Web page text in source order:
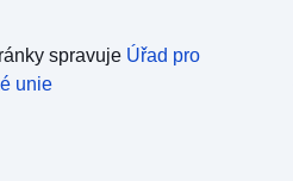
spravuje Úřad pro
unie